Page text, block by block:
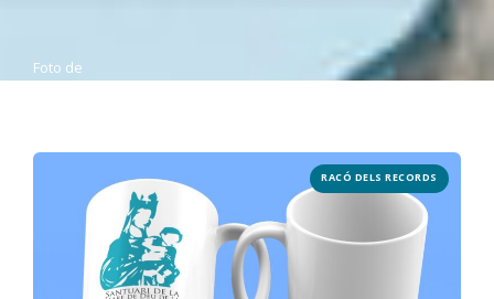
Foto de
RACÓ DELS RECORDS